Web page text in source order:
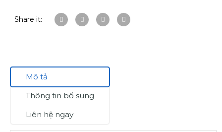
Share it:
Mô tả
Thông tin bổ sung
Liên hệ ngay